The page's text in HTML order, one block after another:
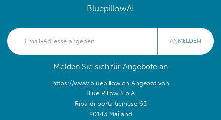
BluepillowAI
ANMELDEN
Melden Sie sich für Angebote an
https://www.bluepillow.ch Angebot von
Blue Pillow S.p.A
Ripa di porta ticinese 63
20143 Mailand